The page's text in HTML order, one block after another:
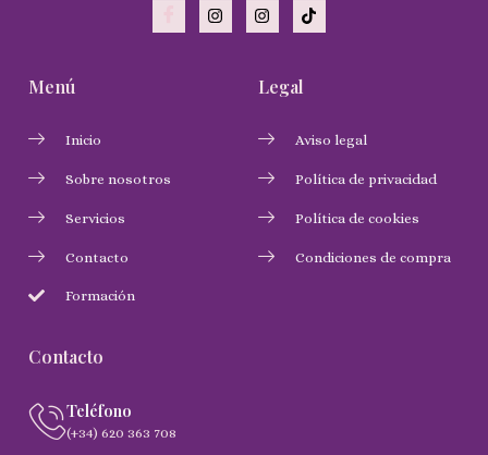
Menú
Inicio
Sobre nosotros
Servicios
Contacto
Formación
Legal
Aviso legal
Política de privacidad
Política de cookies
Condiciones de compra
Contacto
Teléfono
(+34) 620 363 708